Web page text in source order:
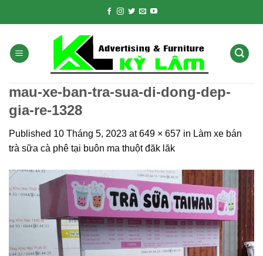
mau-xe-ban-tra-sua-di-dong-dep-
gia-re-1328
Published 10 Tháng 5, 2023 at649 × 657 in Làm xe bán
trà sữa cà phê tại buôn ma thuột đăk lăk